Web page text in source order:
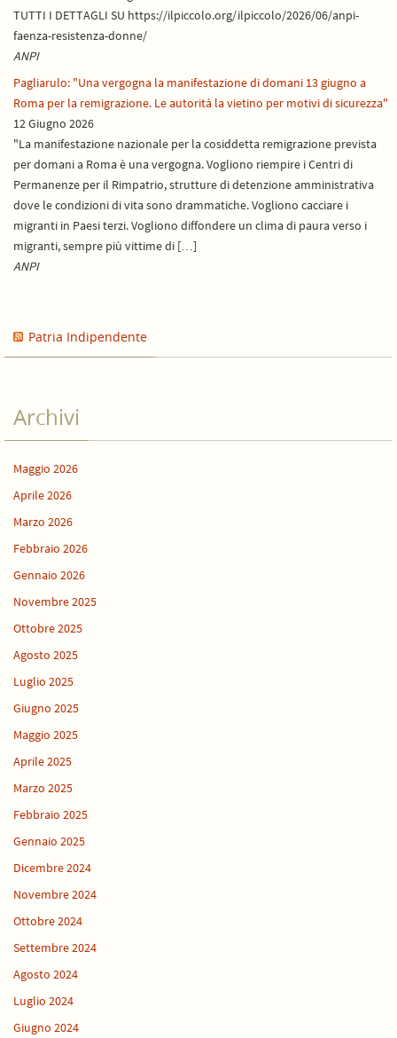
TUTTI I DETTAGLI SU https://ilpiccolo.org/ilpiccolo/2026/06/anpi-
faenza-resistenza-donne/
ANPI
Pagliarulo: "Una vergogna la manifestazione di domani 13 giugno a
Roma per la remigrazione. Le autorità la vietino per motivi di sicurezza"
12 Giugno 2026
"La manifestazione nazionale per la cosiddetta remigrazione prevista
per domani a Roma è una vergogna. Vogliono riempire i Centri di
Permanenze per il Rimpatrio, strutture di detenzione amministrativa
dove le condizioni di vita sono drammatiche. Vogliono cacciare i
migranti in Paesi terzi. Vogliono diffondere un clima di paura verso i
migranti, sempre più vittime di […]
ANPI
Patria Indipendente
Archivi
Maggio 2026
Aprile 2026
Marzo 2026
Febbraio 2026
Gennaio 2026
Novembre 2025
Ottobre 2025
Agosto 2025
Luglio 2025
Giugno 2025
Maggio 2025
Aprile 2025
Marzo 2025
Febbraio 2025
Gennaio 2025
Dicembre 2024
Novembre 2024
Ottobre 2024
Settembre 2024
Agosto 2024
Luglio 2024
Giugno 2024